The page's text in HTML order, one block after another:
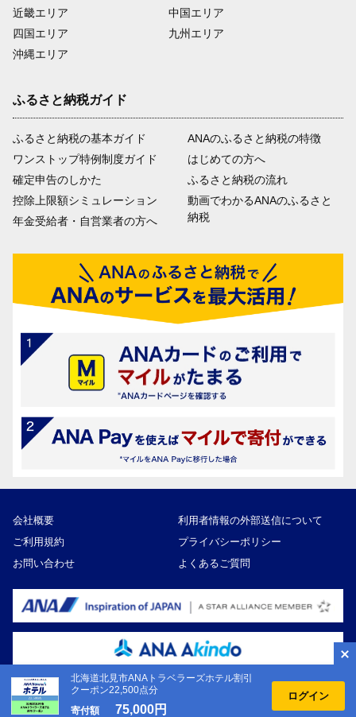
北海道北見市ANAトラベラーズホテル割引
クーポン22,500点分
寄付額
75,000円
ログイン
近畿エリア
四国エリア
沖縄エリア
中国エリア
九州エリア
ふるさと納税ガイド
ふるさと納税の基本ガイド
ワンストップ特例制度ガイド
確定申告のしかた
控除上限額シミュレーション
年金受給者・自営業者の方へ
ANAのふるさと納税の特徴
はじめての方へ
ふるさと納税の流れ
動画でわかるANAのふるさと
納税
会社概要
利用者情報の外部送信について
ご利用規約
プライバシーポリシー
お問い合わせ
よくあるご質問
Copyright ©ANA Akindo Co., Ltd